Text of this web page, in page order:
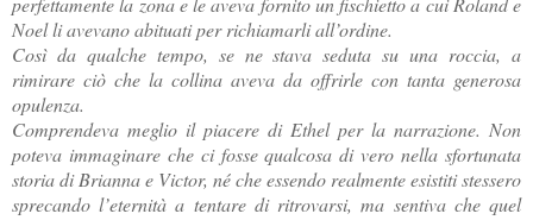
Noel li avevano abituati per richiamarli all’ordine.
Così da qualche tempo, se ne stava seduta su una roccia, a
rimirare ciò che la collina aveva da offrirle con tanta generosa
opulenza.
Comprendeva meglio il piacere di Ethel per la narrazione. Non
poteva immaginare che ci fosse qualcosa di vero nella sfortunata
storia di Brianna e Victor, né che essendo realmente esistiti stessero
sprecando l’eternità a tentare di ritrovarsi, ma sentiva che quel